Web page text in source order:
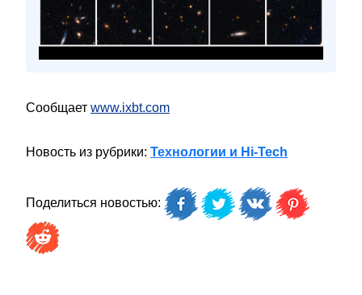
Сообщает www.ixbt.com
Новость из рубрики: Технологии и Hi-Tech
Поделиться новостью: